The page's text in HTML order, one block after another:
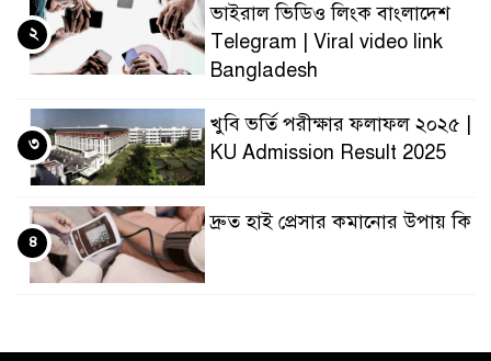
ভাইরাল ভিডিও লিংক বাংলাদেশ
Telegram | Viral video link
Bangladesh
২
খুবি ভর্তি পরীক্ষার ফলাফল ২০২৫ |
KU Admission Result 2025
৩
দ্রুত হাই প্রেসার কমানোর উপায় কি
৪
২০২৫ | Today Dakhil Exam